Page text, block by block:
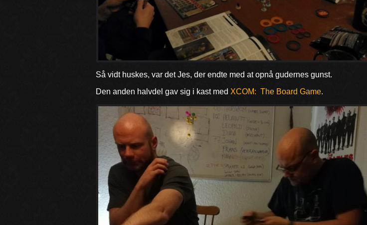
Så vidt huskes, var det Jes, der endte med at opnå gudernes gunst.
Den anden halvdel gav sig i kast med XCOM: The Board Game.